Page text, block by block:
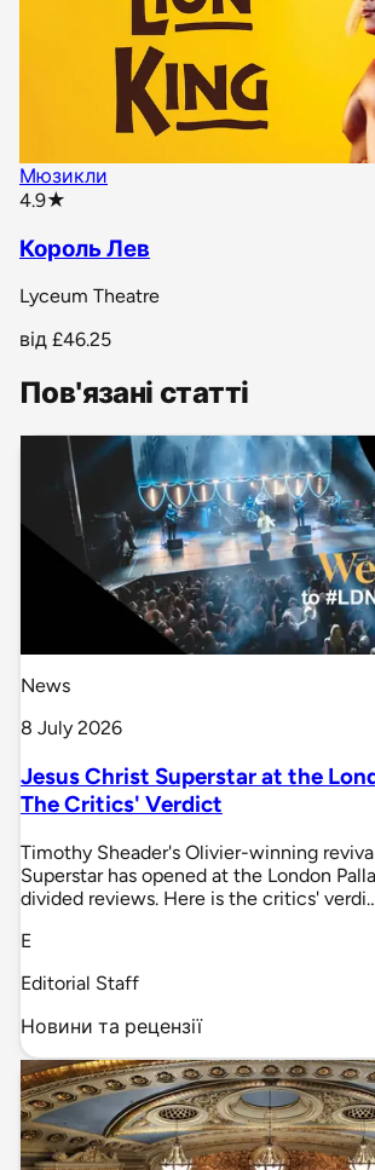
Мюзикли
4.9★
Король Лев
Lyceum Theatre
від £46.25
Пов'язані статті
News
8 July 2026
Jesus Christ Superstar at the
The Critics' Verdict
Timothy Sheader's Olivier-winning
Superstar has opened at the London
divided reviews. Here is the critics'
E
Editorial Staff
Новини та рецензії